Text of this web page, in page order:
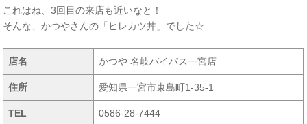
これはね、3回目の来店も近いなと！
そんな、かつやさんの「ヒレカツ丼」でした☆
店名 かつや 名岐バイパス一宮店
住所 愛知県一宮市東島町1-35-1
TEL 0586-28-7444